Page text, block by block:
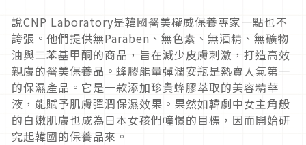
說CNP Laboratory是韓國醫美權威保養專家一點也不
誇張。他們提供無Paraben、無色素、無酒精、無礦物
油與二苯基甲酮的商品，旨在減少皮膚刺激，打造高效
親膚的醫美保養品。蜂膠能量彈潤安瓶是熱賣人氣第一
的保濕產品。它是一款添加珍貴蜂膠萃取的美容精華
液，能賦予肌膚彈潤保濕效果。果然如韓劇中女主角般
的白嫩肌膚也成為日本女孩們幢憬的目標，因而開始研
究起韓國的保養品來。